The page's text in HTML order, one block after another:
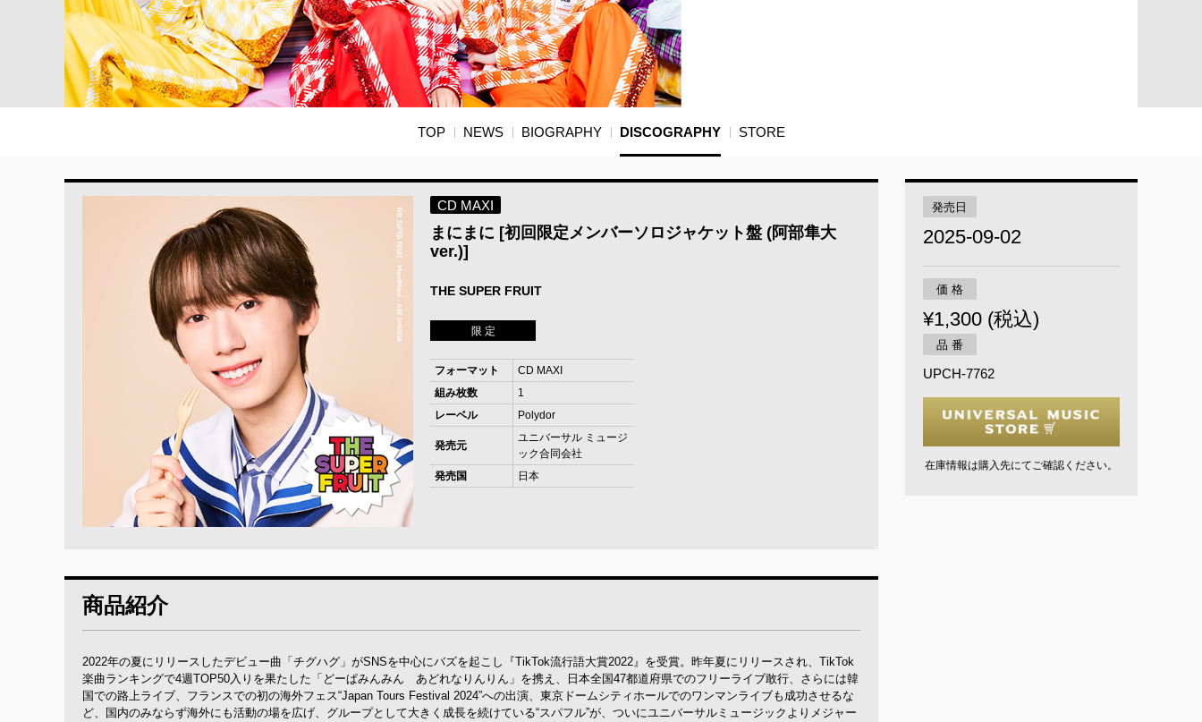
TOP NEWS BIOGRAPHY DISCOGRAPHY STORE
CD MAXI
まにまに [初回限定メンバーソロジャケット盤 (阿部隼大
ver.)]
THE SUPER FRUIT
限 定
フォーマット
CD MAXI
組み枚数
1
レーベル
Polydor
発売元
ユニバーサル ミュージ
ック合同会社
発売国
日本
商品紹介
2022年の夏にリリースしたデビュー曲「チグハグ」がSNSを中心にバズを起こし『TikTok流行語大賞2022』を受賞。昨年夏にリリースされ、TikTok
楽曲ランキングで4週TOP50入りを果たした「どーぱみんみん あどれなりんりん」を携え、日本全国47都道府県でのフリーライブ敢行、さらには韓
国での路上ライブ、フランスでの初の海外フェス“Japan Tours Festival 2024”への出演、東京ドームシティホールでのワンマンライブも成功させるな
ど、国内のみならず海外にも活動の場を広げ、グループとして大きく成長を続けている“スパフル”が、ついにユニバーサルミュージックよりメジャー
発売日
2025-09-02
価 格
¥1,300 (税込)
品 番
UPCH-7762
在庫情報は購入先にてご確認ください。